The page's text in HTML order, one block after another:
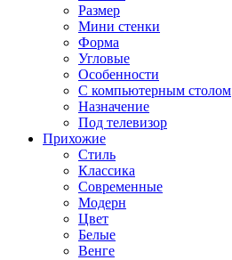
Размер
Мини стенки
Форма
Угловые
Особенности
С компьютерным столом
Назначение
Под телевизор
Прихожие
Стиль
Классика
Современные
Модерн
Цвет
Белые
Венге